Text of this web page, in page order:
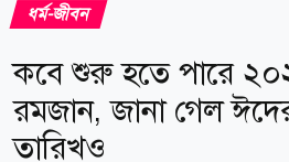
ধর্ম-জীবন
কবে শুরু হতে পারে
রমজান, জানা গেল
তারিখও